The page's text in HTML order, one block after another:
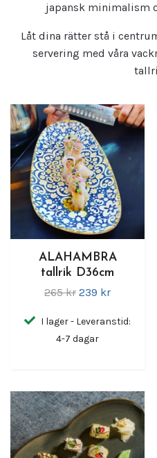
japansk minimalism
Låt dina rätter stå i
servering med våra
ALAHAMBRA
tallrik D36cm
265 kr 239 kr
I lager - Leveranstid:
4-7 dagar